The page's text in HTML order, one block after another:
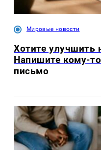
Мировые новости
Хотите улучшить
Напишите кому-
письмо